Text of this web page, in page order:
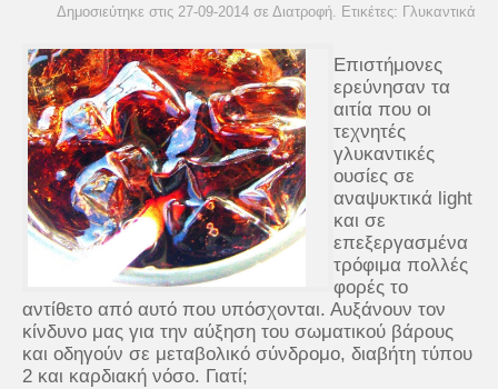
Δημοσιεύτηκε στις 27-09-2014 σε Διατροφή. Ετικέτες: Γλυκαντικά
Επιστήμονες
ερεύνησαν τα
αιτία που οι
τεχνητές
γλυκαντικές
ουσίες σε
αναψυκτικά light
και σε
επεξεργασμένα
τρόφιμα πολλές
φορές το
αντίθετο από αυτό που υπόσχονται. Αυξάνουν τον
κίνδυνο μας για την αύξηση του σωματικού βάρους
και οδηγούν σε μεταβολικό σύνδρομο, διαβήτη τύπου
2 και καρδιακή νόσο. Γιατί;